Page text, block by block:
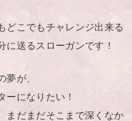
どこでもチャレンジ出来る
に送るスローガンです！
夢が、
ーになりたい！
まだまだそこまで深くなか